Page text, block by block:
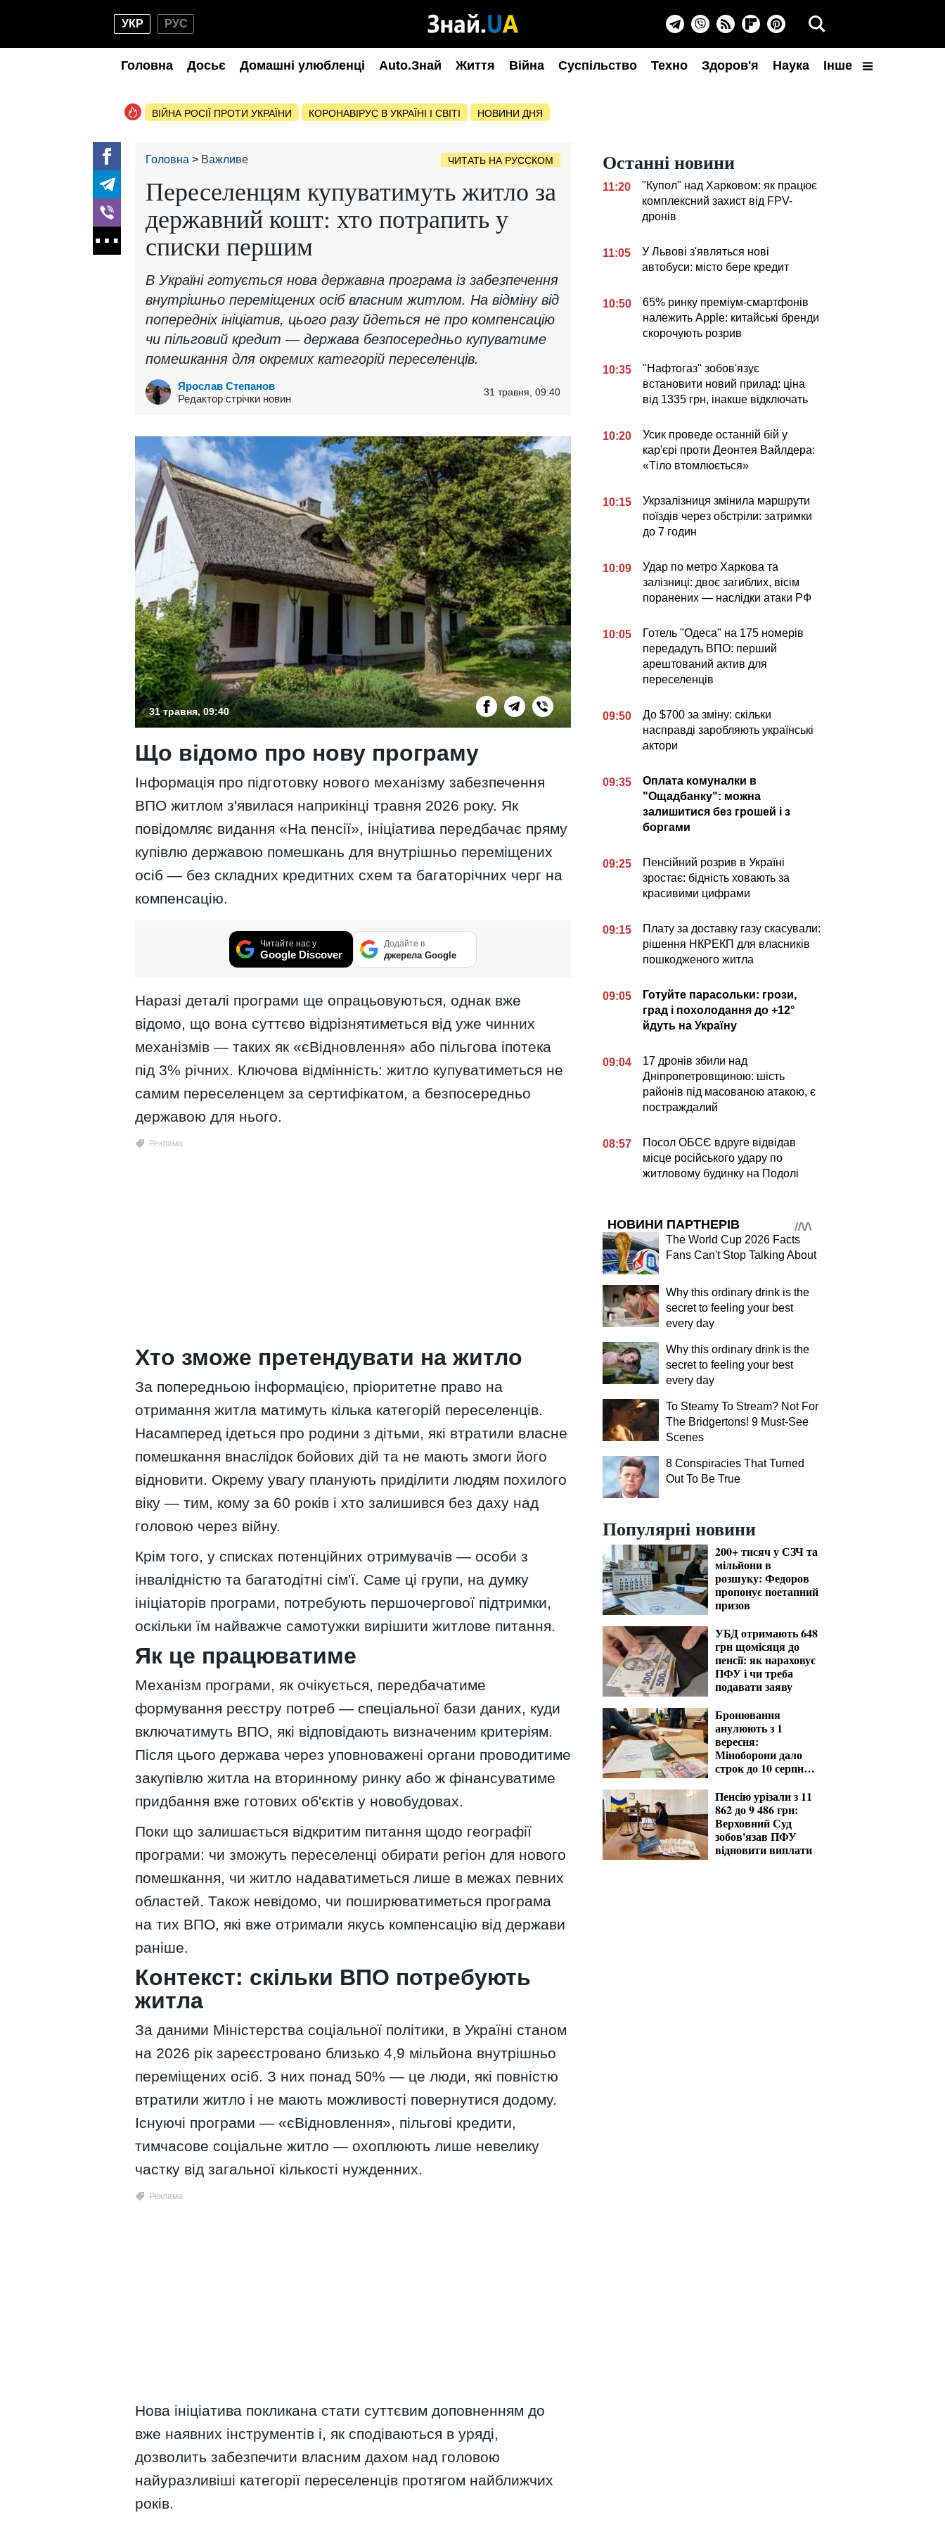
УКР РУС
Головна Досьє Домашні улюбленці Auto.Знай Життя Війна Суспільство Техно Здоров'я Наука Інше
ВІЙНА РОСІЇ ПРОТИ УКРАЇНИ КОРОНАВІРУС В УКРАЇНІ І СВІТІ НОВИНИ ДНЯ
Головна Важливе ЧИТАТЬ НА РУССКОМ
Переселенцям купуватимуть житло за
державний кошт: хто потрапить у
списки першим
В Україні готується нова державна програма із забезпечення
внутрішньо переміщених осіб власним житлом. На відміну від
попередніх ініціатив, цього разу йдеться не про компенсацію
чи пільговий кредит — держава безпосередньо купуватиме
помешкання для окремих категорій переселенців.
Ярослав Степанов
Редактор стрічки новин
31 травня, 09:40
31 травня, 09:40
Що відомо про нову програму
Інформація про підготовку нового механізму забезпечення
ВПО житлом з'явилася наприкінці травня 2026 року. Як
повідомляє видання «На пенсії», ініціатива передбачає пряму
купівлю державою помешкань для внутрішньо переміщених
осіб — без складних кредитних схем та багаторічних черг на
компенсацію.
Читайте нас у
Google Discover
Додайте в
джерела Google
Наразі деталі програми ще опрацьовуються, однак вже
відомо, що вона суттєво відрізнятиметься від уже чинних
механізмів — таких як «єВідновлення» або пільгова іпотека
під 3% річних. Ключова відмінність: житло купуватиметься не
самим переселенцем за сертифікатом, а безпосередньо
державою для нього.
Хто зможе претендувати на житло
За попередньою інформацією, пріоритетне право на
отримання житла матимуть кілька категорій переселенців.
Насамперед ідеться про родини з дітьми, які втратили власне
помешкання внаслідок бойових дій та не мають змоги його
відновити. Окрему увагу планують приділити людям похилого
віку — тим, кому за 60 років і хто залишився без даху над
головою через війну.
Крім того, у списках потенційних отримувачів — особи з
інвалідністю та багатодітні сім'ї. Саме ці групи, на думку
ініціаторів програми, потребують першочергової підтримки,
оскільки їм найважче самотужки вирішити житлове питання.
Як це працюватиме
Механізм програми, як очікується, передбачатиме
формування реєстру потреб — спеціальної бази даних, куди
включатимуть ВПО, які відповідають визначеним критеріям.
Після цього держава через уповноважені органи проводитиме
закупівлю житла на вторинному ринку або ж фінансуватиме
придбання вже готових об'єктів у новобудовах.
Поки що залишається відкритим питання щодо географії
програми: чи зможуть переселенці обирати регіон для нового
помешкання, чи житло надаватиметься лише в межах певних
областей. Також невідомо, чи поширюватиметься програма
на тих ВПО, які вже отримали якусь компенсацію від держави
раніше.
Контекст: скільки ВПО потребують
житла
За даними Міністерства соціальної політики, в Україні станом
на 2026 рік зареєстровано близько 4,9 мільйона внутрішньо
переміщених осіб. З них понад 50% — це люди, які повністю
втратили житло і не мають можливості повернутися додому.
Існуючі програми — «єВідновлення», пільгові кредити,
тимчасове соціальне житло — охоплюють лише невелику
частку від загальної кількості нужденних.
Нова ініціатива покликана стати суттєвим доповненням до
вже наявних інструментів і, як сподіваються в уряді,
дозволить забезпечити власним дахом над головою
найуразливіші категорії переселенців протягом найближчих
років.
Останні новини
11:20
"Купол" над Харковом: як працює
комплексний захист від FPV-
дронів
11:05
У Львові з'являться нові
автобуси: місто бере кредит
10:50
65% ринку преміум-смартфонів
належить Apple: китайські бренди
скорочують розрив
10:35
"Нафтогаз" зобов'язує
встановити новий прилад: ціна
від 1335 грн, інакше відключать
10:20
Усик проведе останній бій у
кар'єрі проти Деонтея Вайлдера:
«Тіло втомлюється»
10:15
Укрзалізниця змінила маршрути
поїздів через обстріли: затримки
до 7 годин
10:09
Удар по метро Харкова та
залізниці: двоє загиблих, вісім
поранених — наслідки атаки РФ
10:05
Готель "Одеса" на 175 номерів
передадуть ВПО: перший
арештований актив для
переселенців
09:50
До $700 за зміну: скільки
насправді заробляють українські
актори
09:35
Оплата комуналки в
"Ощадбанку": можна
залишитися без грошей і з
боргами
09:25
Пенсійний розрив в Україні
зростає: бідність ховають за
красивими цифрами
09:15
Плату за доставку газу скасували:
рішення НКРЕКП для власників
пошкодженого житла
09:05
Готуйте парасольки: грози,
град і похолодання до +12°
йдуть на Україну
09:04
17 дронів збили над
Дніпропетровщиною: шість
районів під масованою атакою, є
постраждалий
08:57
Посол ОБСЄ вдруге відвідав
місце російського удару по
житловому будинку на Подолі
НОВИНИ ПАРТНЕРІВ
The World Cup 2026 Facts
Fans Can't Stop Talking About
Why this ordinary drink is the
secret to feeling your best
every day
Why this ordinary drink is the
secret to feeling your best
every day
To Steamy To Stream? Not For
The Bridgertons! 9 Must-See
Scenes
8 Conspiracies That Turned
Out To Be True
Популярні новини
200+ тисяч у СЗЧ та
мільйони в
розшуку: Федоров
пропонує поетапний
призов
УБД отримають 648
грн щомісяця до
пенсії: як нараховує
ПФУ і чи треба
подавати заяву
Бронювання
анулюють з 1
вересня:
Міноборони дало
строк до 10 серпня
підприємств
Пенсію урізали з 11
862 до 9 486 грн:
Верховний Суд
зобов'язав ПФУ
відновити виплати